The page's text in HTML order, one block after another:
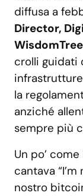
diffusa a
Director,
WisdomTree
crolli guidati
la
anziché
sempre più
Un po’
cantava
nostro